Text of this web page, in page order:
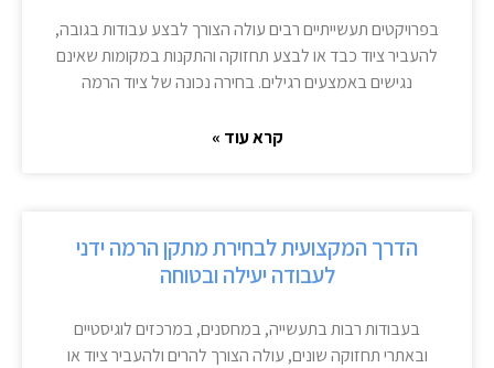
בפרויקטים תעשייתיים רבים עולה הצורך לבצע עבודות בגובה,
להעביר ציוד כבד או לבצע תחזוקה והתקנות במקומות שאינם
נגישים באמצעים רגילים. בחירה נכונה של ציוד הרמה
קרא עוד »
הדרך המקצועית לבחירת מתקן הרמה ידני
לעבודה יעילה ובטוחה
בעבודות רבות בתעשייה, במחסנים, במרכזים לוגיסטיים
ובאתרי תחזוקה שונים, עולה הצורך להרים ולהעביר ציוד או